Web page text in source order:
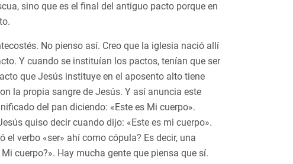
sino que es el final del antiguo pacto porque en
No pienso así. Creo que la iglesia nació allí
Y cuando se instituían los pactos, tenían que ser
que Jesús instituye en el aposento alto tiene
la propia sangre de Jesús. Y así anuncia este
del pan diciendo: «Este es Mi cuerpo».
quiso decir cuando dijo: «Este es mi cuerpo».
verbo «ser» ahí como cópula? Es decir, una
cuerpo?». Hay mucha gente que piensa que sí.